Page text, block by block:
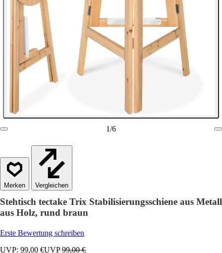
1/6
Vergleichen
Stehtisch tectake Trix Stabilisierungsschiene aus Metall
aus Holz, rund braun
Erste Bewertung schreiben
UVP: 99,00 €UVP99,00 €